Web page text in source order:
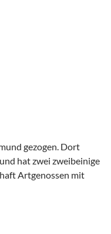
gezogen. Dort
hat zwei zweibeinige
Artgenossen mit